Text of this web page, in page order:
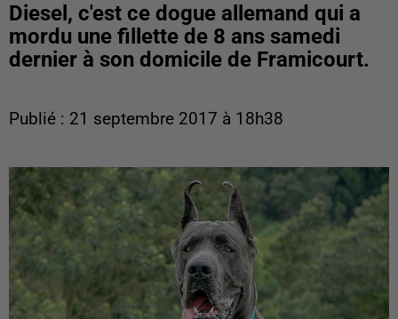
Diesel, c'est ce dogue allemand qui a
mordu une fillette de 8 ans samedi
dernier à son domicile de Framicourt.
Publié : 21 septembre 2017 à 18h38